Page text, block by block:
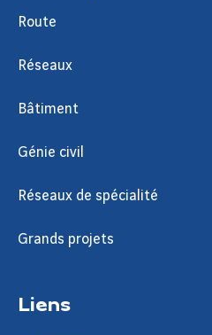
Route
Réseaux
Bâtiment
Génie civil
Réseaux de spécialité
Grands projets
Liens